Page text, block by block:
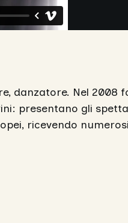
danzatore. Nel 2008
presentano gli
ricevendo